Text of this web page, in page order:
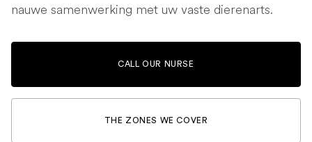
nauwe samenwerking met uw vaste dierenarts.
CALL OUR NURSE
THE ZONES WE COVER